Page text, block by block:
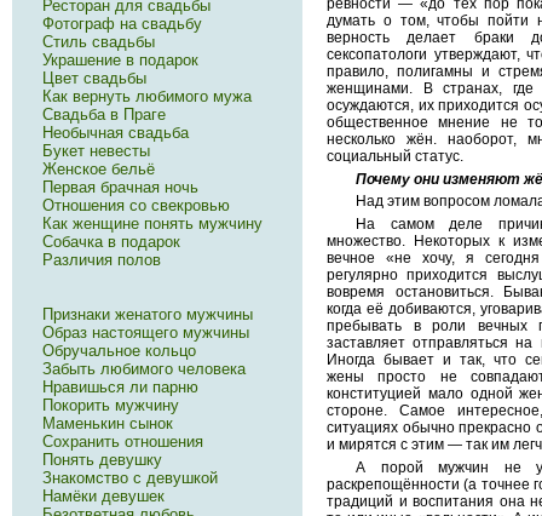
ревности — «до тех пор
думать о том, чтобы пойти
верность делает браки
сексопатологи утверждают,
правило, полигамны и
женщинами. В странах, где
осуждаются, их приходится
общественное мнение не
несколько жён. наоборот,
социальный статус.
Почему они изменяют
Над этим вопросом
На самом деле
множество. Некоторых к
вечное «не хочу, я
регулярно приходится
вовремя остановиться.
когда её добиваются,
пребывать в роли вечных
заставляет отправляться на
Иногда бывает и так, что
жены просто не
конституцией мало одной
стороне. Самое
ситуациях обычно прекрасно
и мирятся с этим — так им
А порой мужчин не
раскрепощённости (а точнее
традиций и воспитания она
Ресторан для свадьбы
Фотограф на свадьбу
Стиль свадьбы
Украшение в подарок
Цвет свадьбы
Как вернуть любимого мужа
Свадьба в Праге
Необычная свадьба
Букет невесты
Женское бельё
Первая брачная ночь
Отношения со свекровью
Как женщине понять мужчину
Собачка в подарок
Различия полов
Признаки женатого мужчины
Образ настоящего мужчины
Обручальное кольцо
Забыть любимого человека
Нравишься ли парню
Покорить мужчину
Маменькин сынок
Сохранить отношения
Понять девушку
Знакомство с девушкой
Намёки девушек